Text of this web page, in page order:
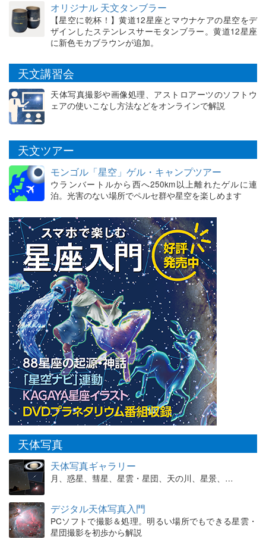
オリジナル 天文タンブラー
【星空に乾杯！】黄道12星座とマウナケアの星空をデ
ザインしたステンレスサーモタンブラー。黄道12星座
に新色モカブラウンが追加。
天文講習会
天体写真撮影や画像処理、アストロアーツのソフトウ
ェアの使いこなし方法などをオンラインで解説
天文ツアー
モンゴル「星空」ゲル・キャンプツアー
ウランバートルから西へ250km以上離れたゲルに連
泊。光害のない場所でペルセ群や星空を楽しめます
天体写真
天体写真ギャラリー
月、惑星、彗星、星雲・星団、天の川、星景、…
デジタル天体写真入門
PCソフトで撮影＆処理。明るい場所でもできる星雲・
星団撮影を初歩から解説